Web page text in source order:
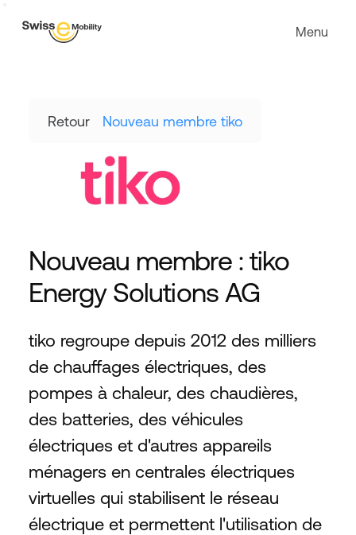
Retour Nouveau membre tiko
Nouveau membre : tiko
Energy Solutions AG
tiko regroupe depuis 2012 des milliers
de chauffages électriques, des
pompes à chaleur, des chaudières,
des batteries, des véhicules
électriques et d'autres appareils
ménagers en centrales électriques
virtuelles qui stabilisent le réseau
électrique et permettent l'utilisation de
Menu